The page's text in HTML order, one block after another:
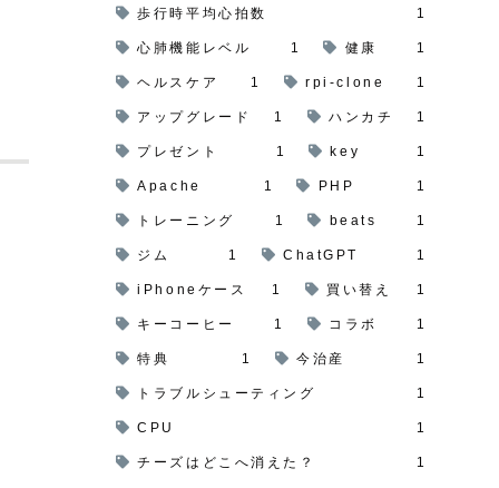
歩行時平均心拍数 1
心肺機能レベル 1 健康 1
ヘルスケア 1 rpi-clone 1
アップグレード 1 ハンカチ 1
プレゼント 1 key 1
Apache 1 PHP 1
トレーニング 1 beats 1
ジム 1 ChatGPT 1
iPhoneケース 1 買い替え 1
キーコーヒー 1 コラボ 1
特典 1 今治産 1
トラブルシューティング 1
CPU 1
チーズはどこへ消えた？ 1